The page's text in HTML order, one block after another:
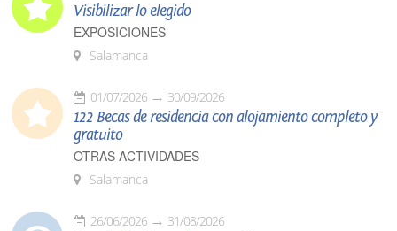
Visibilizar lo elegido
EXPOSICIONES
Salamanca
01/07/2026 30/09/2026
122 Becas de residencia con alojamiento completo y
gratuito
OTRAS ACTIVIDADES
Salamanca
26/06/2026 31/08/2026